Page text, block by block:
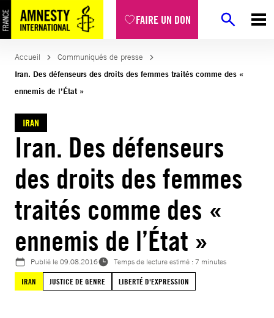
FAIRE UN DON
Aller
au
contenu
Accueil
Communiqués de presse
Iran. Des défenseurs des droits des femmes traités comme des «
ennemis de l’État »
IRAN
Iran. Des défenseurs
des droits des femmes
traités comme des «
ennemis de l’État »
Publié le09.08.2016
Temps de lecture estimé : 7 minutes
IRAN
JUSTICE DE GENRE LIBERTÉ D'EXPRESSION